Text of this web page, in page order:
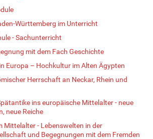
Württemberg im Unterricht
- Sachunterricht
mit dem Fach Geschichte
Europa – Hochkultur im Alten Ägypten
Herrschaft an Neckar, Rhein und
ins europäische Mittelalter - neue
neue Reiche
Mittelalter - Lebenswelten in der
und Begegnungen mit dem Fremden